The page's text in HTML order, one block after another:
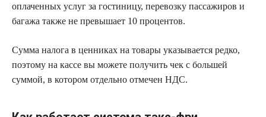
оплаченных услуг за гостиницу, перевозку пассажиров и
багажа также не превышает 10 процентов.
Сумма налога в ценниках на товары указывается редко,
поэтому на кассе вы можете получить чек с большей
суммой, в котором отдельно отмечен НДС.